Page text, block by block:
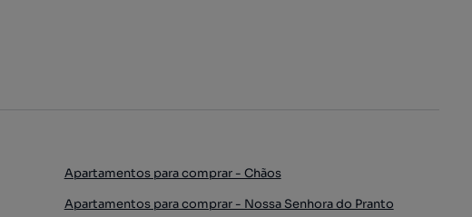
Apartamentos para comprar - Chãos
Apartamentos para comprar - Nossa Senhora do Pranto